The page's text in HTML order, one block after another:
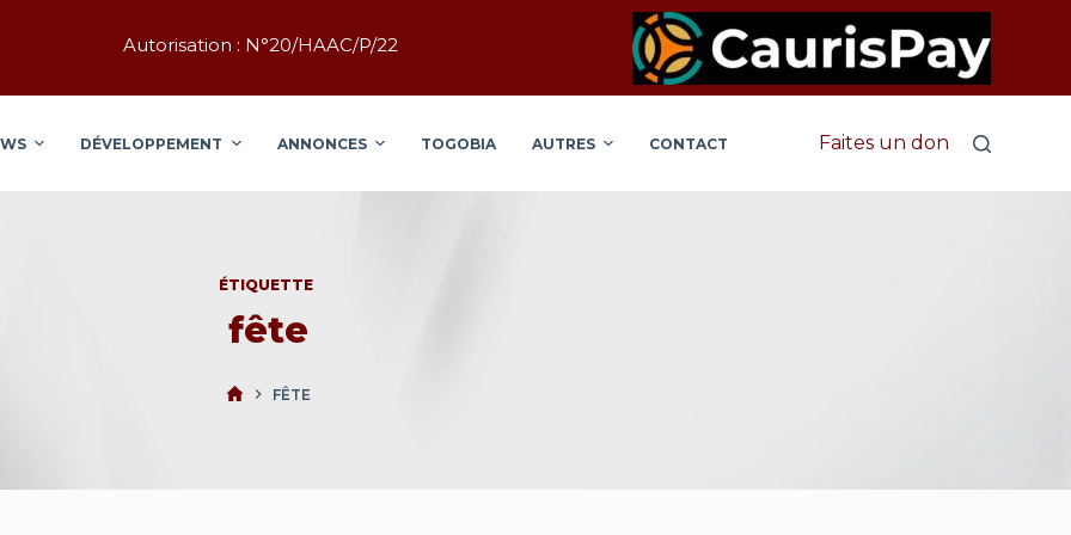
Autorisation : N°20/HAAC/P/22
DÉVELOPPEMENT ANNONCES TOGOBIA AUTRES CONTACT Faites un don
ÉTIQUETTE
fête
FÊTE